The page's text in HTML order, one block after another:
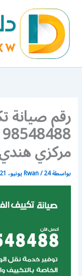
المحتوى
رقم صيانة
مركزي
بواسطة Rwan/24 يونيو، 2021